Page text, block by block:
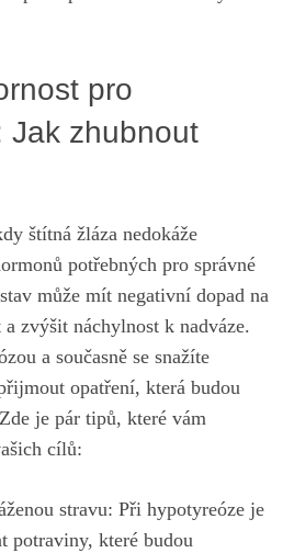
pro
Jak zhubnout
štítná žláza nedokáže
potřebných pro správné
může mít negativní dopad na
zvýšit náchylnost ​k nadváze.
a současně se snažíte
opatření, která ​budou‌
je pár tipů, které vám
cílů:
stravu: Při hypotyreóze je
potraviny, které budou⁤